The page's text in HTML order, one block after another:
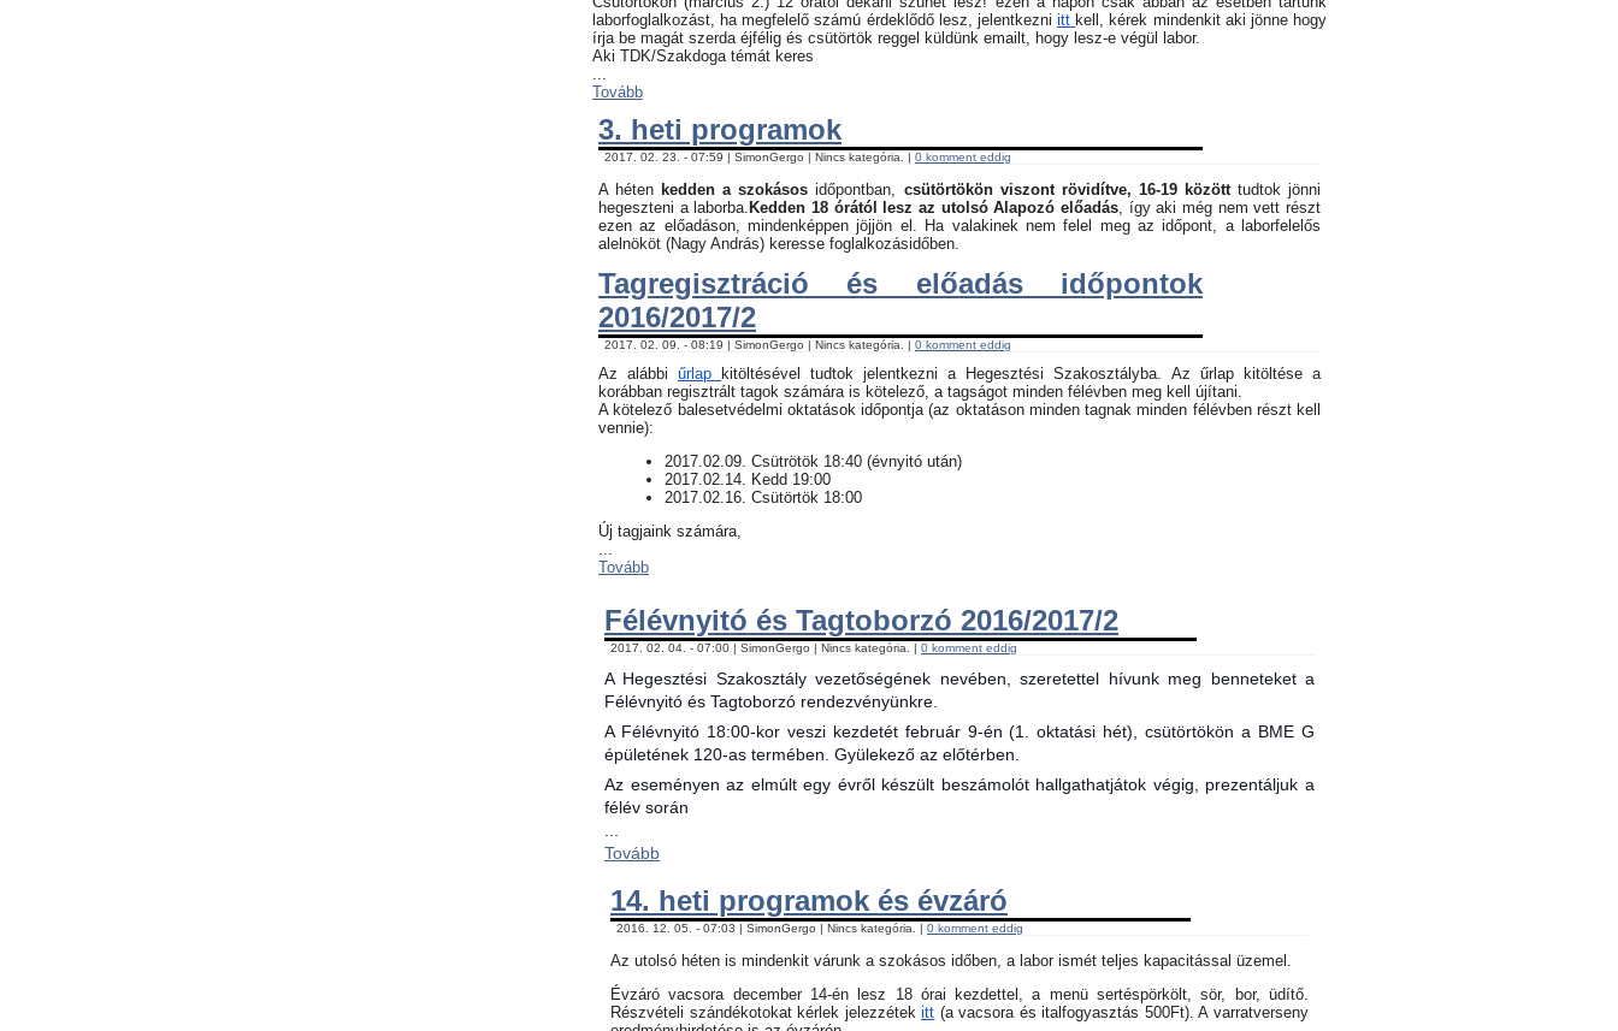
laborfoglalkozást, ha megfelelő számú érdeklődő lesz, jelentkezniitt kell, kérek mindenkit aki jönne hogy
írja be magát szerda éjfélig és csütörtök reggel küldünk emailt, hogy lesz-e végül labor.
Aki TDK/Szakdoga témát keres
Tovább
3. heti programok
2017. 02. 23. - 07:59 | SimonGergo | Nincs kategória. | 0 komment eddig
A héten kedden a szokásos időpontban, csütörtökön viszont rövidítve, 16-19 között tudtok jönni
hegeszteni a laborba.Kedden 18 órától lesz az utolsó Alapozó előadás , így aki még nem vett részt
ezen az előadáson, mindenképpen jöjjön el. Ha valakinek nem felel meg az időpont, a laborfelelős
alelnököt (Nagy András) keresse foglalkozásidőben.
Tagregisztráció és előadás időpontok
2016/2017/2
2017. 02. 09. - 08:19 | SimonGergo | Nincs kategória. | 0 komment eddig
Az alábbi űrlap
kitöltésével tudtok jelentkezni a Hegesztési Szakosztályba. Az űrlap kitöltése a
korábban regisztrált tagok számára is kötelező, a tagságot minden félévben meg kell újítani.
​A kötelező balesetvédelmi oktatások időpontja (az oktatáson minden tagnak minden félévben részt kell
vennie):
​2017.02.09. Csütrötök 18:40 (évnyitó után)
2017.02.14. Kedd 19:00
2017.02.16. Csütörtök 18:00
Új tagjaink számára,
...
Tovább
Félévnyitó és Tagtoborzó 2016/2017/2
2017. 02. 04. - 07:00 | SimonGergo | Nincs kategória. | 0 komment eddig
A Hegesztési Szakosztály vezetőségének nevében, szeretettel hívunk meg benneteket a
Félévnyitó és Tagtoborzó rendezvényünkre.
A Félévnyitó 18:00-kor veszi kezdetét február 9-én (1. oktatási hét), csütörtökön a BME G
épületének 120-as termében. Gyülekező az előtérben.
Az eseményen az elmúlt egy évről készült beszámolót hallgathatjátok végig, prezentáljuk a
félév során
...
Tovább
14. heti programok és évzáró
2016. 12. 05. - 07:03 | SimonGergo | Nincs kategória. | 0 komment eddig
Az utolsó héten is mindenkit várunk a szokásos időben, a labor ismét teljes kapacitással üzemel.
Évzáró vacsora december 14-én lesz 18 órai kezdettel, a menü sertéspörkölt, sör, bor, üdítő.
Részvételi szándékotokat kérlek jelezzétekitt (a vacsora és italfogyasztás 500Ft). A varratverseny